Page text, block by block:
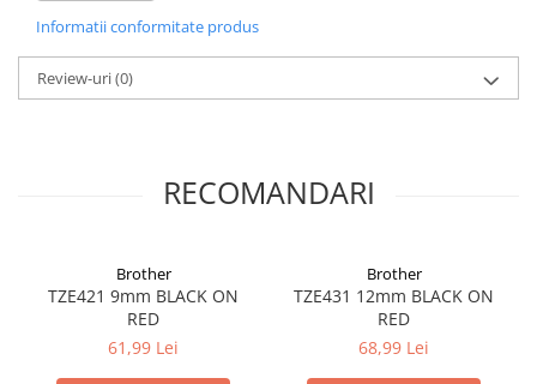
PT-H105BW , PT-H107B , PT-H75
Informatii conformitate produs
Review-uri(0)
RECOMANDARI
Brother
TZE421 9mm BLACK ON
RED
61,99 Lei
Brother
TZE431 12mm BLACK ON
RED
68,99 Lei